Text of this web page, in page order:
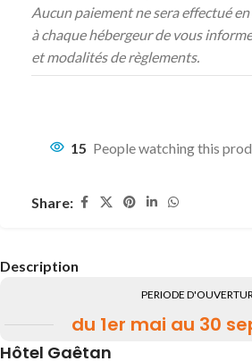
Aucun paiement ne sera effectué
à chaque hébergeur de vous
et modalités de règlements.
15 People watching this
Share:
Description
PERIODE
du 1er mai au 30
Hôtel Gaêtan